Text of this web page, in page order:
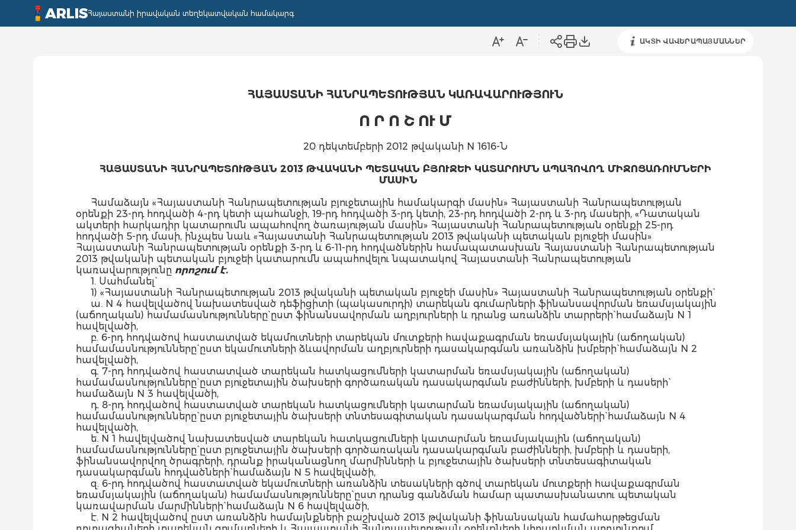
ARLISՀայաստանի իրավական տեղեկատվական համակարգ
ԱԿՏԻ ՎԱՎԵՐԱՊԱՅՄԱՆՆԵՐ
ՀԱՅԱՍՏԱՆԻ ՀԱՆՐԱՊԵՏՈՒԹՅԱՆ ԿԱՌԱՎԱՐՈՒԹՅՈՒՆ
Ո Ր Ո Շ ՈՒ Մ
20 դեկտեմբերի 2012 թվականի N 1616-Ն
ՀԱՅԱՍՏԱՆԻ ՀԱՆՐԱՊԵՏՈՒԹՅԱՆ 2013 ԹՎԱԿԱՆԻ ՊԵՏԱԿԱՆ ԲՅՈՒՋԵԻ ԿԱՏԱՐՈՒՄՆ ԱՊԱՀՈՎՈՂ ՄԻՋՈՑԱՌՈՒՄՆԵՐԻ
ՄԱՍԻՆ
Համաձայն «Հայաստանի Հանրապետության բյուջետային համակարգի մասին» Հայաստանի Հանրապետության
օրենքի 23-րդ հոդվածի 4-րդ կետի պահանջի, 19-րդ հոդվածի 3-րդ կետի, 23-րդ հոդվածի 2-րդ և 3-րդ մասերի, «Դատական
ակտերի հարկադիր կատարումն ապահովող ծառայության մասին» Հայաստանի Հանրապետության օրենքի 25-րդ
հոդվածի 5-րդ մասի, ինչպես նաև «Հայաստանի Հանրապետության 2013 թվականի պետական բյուջեի մասին»
Հայաստանի Հանրապետության օրենքի 3-րդ և 6-11-րդ հոդվածներին համապատասխան Հայաստանի Հանրապետության
2013 թվականի պետական բյուջեի կատարումն ապահովելու նպատակով Հայաստանի Հանրապետության
կառավարությունը որոշում է.
1. Սահմանել`
1) «Հայաստանի Հանրապետության 2013 թվականի պետական բյուջեի մասին» Հայաստանի Հանրապետության օրենքի`
ա. N 4 հավելվածով նախատեսված դեֆիցիտի (պակասուրդի) տարեկան գումարների ֆինանսավորման եռամսյակային
(աճողական) համամասնությունները` ըստ ֆինանսավորման աղբյուրների և դրանց առանձին տարրերի` համաձայն N 1
հավելվածի,
բ. 6-րդ հոդվածով հաստատված եկամուտների տարեկան մուտքերի հավաքագրման եռամսյակային (աճողական)
համամասնությունները` ըստ եկամուտների ձևավորման աղբյուրների դասակարգման առանձին խմբերի` համաձայն N 2
հավելվածի,
գ. 7-րդ հոդվածով հաստատված տարեկան հատկացումների կատարման եռամսյակային (աճողական)
համամասնությունները` ըստ բյուջետային ծախսերի գործառական դասակարգման բաժինների, խմբերի և դասերի`
համաձայն N 3 հավելվածի,
դ. 8-րդ հոդվածով հաստատված տարեկան հատկացումների կատարման եռամսյակային (աճողական)
համամասնությունները` ըստ բյուջետային ծախսերի տնտեսագիտական դասակարգման հոդվածների` համաձայն N 4
հավելվածի,
ե. N 1 հավելվածով նախատեսված տարեկան հատկացումների կատարման եռամսյակային (աճողական)
համամասնությունները` ըստ բյուջետային ծախսերի գործառական դասակարգման բաժինների, խմբերի և դասերի,
ֆինանսավորվող ծրագրերի, դրանք իրականացնող մարմինների և բյուջետային ծախսերի տնտեսագիտական
դասակարգման հոդվածների` համաձայն N 5 հավելվածի,
զ. 6-րդ հոդվածով հաստատված եկամուտների առանձին տեսակների գծով տարեկան մուտքերի հավաքագրման
եռամսյակային (աճողական) համամասնությունները` ըստ դրանց գանձման համար պատասխանատու պետական
կառավարման մարմինների` համաձայն N 6 հավելվածի,
է. N 2 հավելվածով ըստ առանձին համայնքների բաշխված 2013 թվականի ֆինանսական համահարթեցման